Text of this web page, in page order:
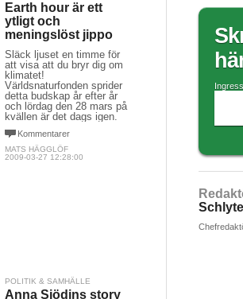
Earth hour är ett
ytligt och
meningslöst jippo
Släck ljuset en timme för
att visa att du bryr dig om
klimatet!
Världsnaturfonden sprider
detta budskap år efter år
och lördag den 28 mars på
kvällen är det dags igen.
Kommentarer
MATS HÄGGLÖF
2009-03-27 12:28:00
POLITIK & SAMHÄLLE
Anna Sjödins story